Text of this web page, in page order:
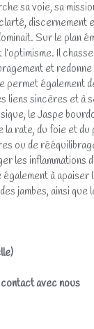
sa voie, sa
discernement
Sur le plan
Il
et
également
liens sincères et à
le Jaspe
rate, du foie et
ou de
les inflammations
à apaiser
jambes, ainsi
avec nous